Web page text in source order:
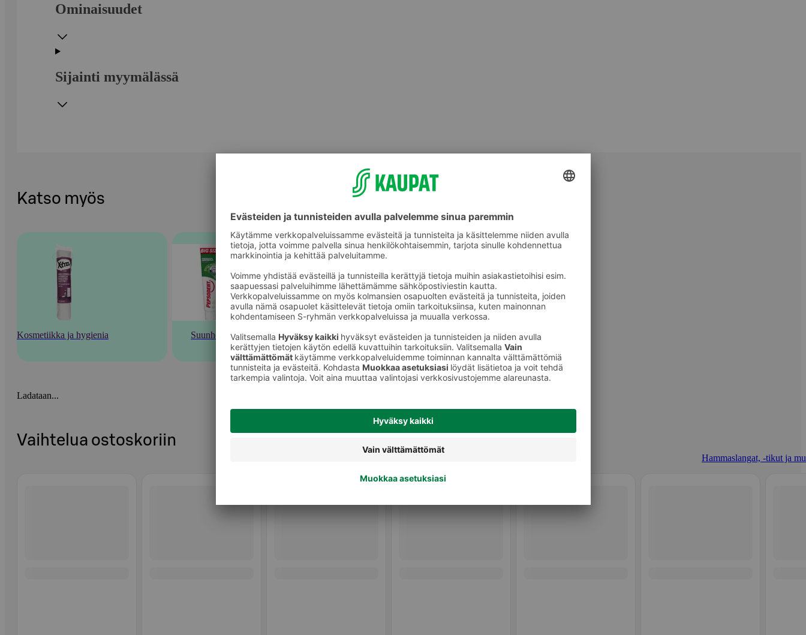
Ominaisuudet
Sijainti myymälässä
Katso myös
Kosmetiikka ja hygienia Suunhoito Hammaslangat, -tikut ja muut
Ladataan...
Vaihtelua ostoskoriin
Hammaslangat, -tikut ja